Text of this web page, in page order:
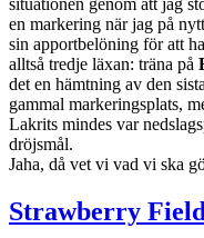
en markering när jag på
sin apportbelöning för att
alltså tredje läxan: träna på
det en hämtning av den
gammal markeringsplats,
Lakrits mindes var
dröjsmål.
Jaha, då vet vi vad vi ska
Strawberry